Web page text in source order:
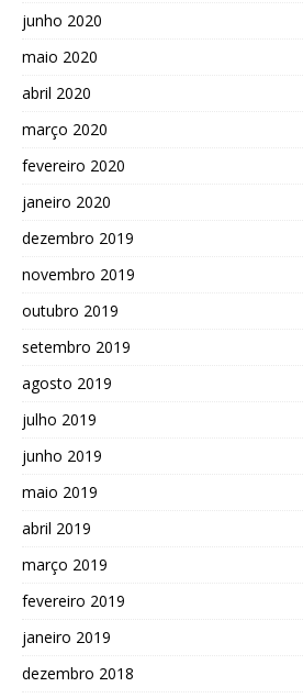
junho 2020
maio 2020
abril 2020
março 2020
fevereiro 2020
janeiro 2020
dezembro 2019
novembro 2019
outubro 2019
setembro 2019
agosto 2019
julho 2019
junho 2019
maio 2019
abril 2019
março 2019
fevereiro 2019
janeiro 2019
dezembro 2018